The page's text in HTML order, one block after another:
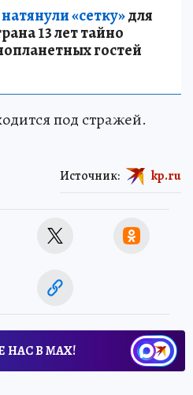
«сетку»для
13 лет тайно
гостей
под стражей.
Источник: kp.ru
НАС В МАХ!